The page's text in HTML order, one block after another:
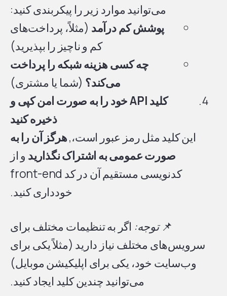
می‌توانید موارد زیر را پیکربندی کنید:
پوشش کم درآمد (مثلاً، پرداخت‌های
کم و ناچیز را بپذیرید)
چه کسی هزینه شبکه را پرداخت
می‌کند؟ (شما یا مشتری)
کلید API خود را به صورت امن کپی و
ذخیره کنید
این کلید مثل رمز عبور است،,هرگز آن را به
صورت عمومی به اشتراک نگذارید و از
کدنویسی مستقیم آن در کد front-end
خودداری کنید.
📌توجه: اگر به تنظیمات مختلف برای
سرویس‌های مختلف نیاز دارید (مثلاً یکی برای
وب‌سایت خود، یکی برای اپلیکیشن موبایل)
می‌توانید چندین کلید ایجاد کنید.